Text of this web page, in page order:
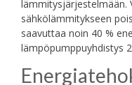
lämmitysjärjestelmään.
sähkölämmitykseen
saavuttaa noin 40 %
lämpöpumppuyhdistys